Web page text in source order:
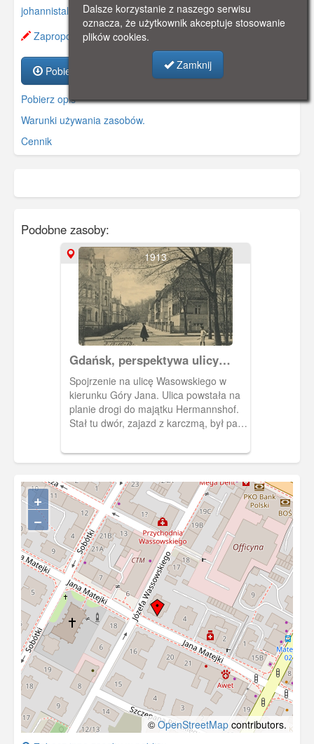
johannistal matejki,kamienica,wrzeszcz,langfuhr,
Zaproponuj zmianę opisu.
Pobierz zasób
Pobierz opis
Warunki używania zasobów.
Cennik
Podobne zasoby:
1913
Gdańsk, perspektywa ulicy
Wasowskiego
Spojrzenie na ulicę Wasowskiego w
kierunku Góry Jana. Ulica powstała na
planie drogi do majątku Hermannshof.
Stał tu dwór, zajazd z karczmą, był park
+
−
©OpenStreetMap contributors.
Dalsze korzystanie z naszego serwisu
oznacza, że użytkownik akceptuje stosowanie
plików cookies.
Zamknij